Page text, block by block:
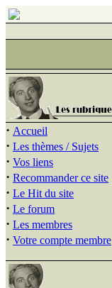
· Accueil
· Les thèmes / Sujets
· Vos liens
· Recommander ce site
· Le Hit du site
· Le forum
· Les membres
· Votre compte membre